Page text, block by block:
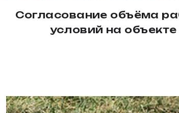
Согласование объёма
условий на объекте